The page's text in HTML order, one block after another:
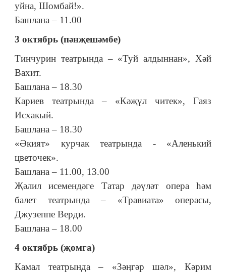
уйна, Шомбай!».
Башлана – 11.00
3 октябрь (пәнҗешәмбе)
Тинчурин театрында – «Туй алдыннан», Хәй
Вахит.
Башлана – 18.30
Кариев театрында – «Кәҗүл читек», Гаяз
Исхакый.
Башлана – 18.30
«Әкият» курчак театрында - «Аленький
цветочек».
Башлана – 11.00, 13.00
Җәлил исемендәге Татар дәүләт опера һәм
балет театрында – «Травиата» операсы,
Джузеппе Верди.
Башлана – 18.00
4 октябрь (җомга)
Камал театрында – «Зәңгәр шәл», Кәрим